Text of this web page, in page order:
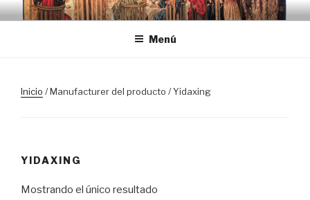
Saltar
al
Menú
Inicio / Manufacturer del producto / Yidaxing
YIDAXING
Mostrando el único resultado